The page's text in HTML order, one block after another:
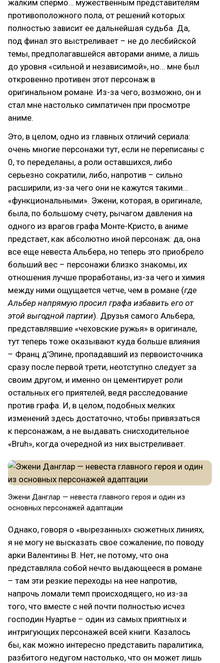
жалким спермо… мужественным представителям
противоположного пола, от решений которых
полностью зависит ее дальнейшая судьба. Да,
под финал это выстреливает – не до лесбийской
темы, предполагавшейся авторами аниме, а лишь
до уровня «сильной и независимой», но… мне был
откровенно противен этот персонаж в
оригинальном романе. Из-за чего, возможно, он и
стал мне настолько симпатичен при просмотре
аниме.
Это, в целом, одно из главных отличий сериала:
очень многие персонажи тут, если не переписаны с
0, то переделаны, а роли оставшихся, либо
серьезно сократили, либо, напротив – сильно
расширили, из-за чего они не кажутся такими…
«функциональными». Эжени, которая, в оригинале,
была, по большому счету, рычагом давления на
одного из врагов графа Монте-Кристо, в аниме
предстает, как абсолютно иной персонаж: да, она
все еще невеста Альбера, но теперь это приобрело
больший вес – персонажи близко знакомы, их
отношения лучше проработаны, из-за чего и химия
между ними ощущается четче, чем в романе (где
Альбер напрямую просил графа избавить его от
этой выгодной партии). Друзья самого Альбера,
представлявшие «чеховские ружья» в оригинале,
тут теперь тоже оказывают куда больше влияния
– Франц д’Эпине, пропадавший из первоисточника
сразу после первой трети, неотступно следует за
своим другом, и именно он цементирует роли
остальных его приятелей, ведя расследование
против графа. И, в целом, подобных мелких
изменений здесь достаточно, чтобы привязаться
к персонажам, а не выдавать снисходительное
«Bruh», когда очередной из них выстреливает.
Эжени Данглар — невеста главного героя и один из
основных персонажей адаптации
Однако, говоря о «вырезанных» сюжетных линиях,
я не могу не высказать свое сожаление, по поводу
арки Валентины В. Нет, не потому, что она
представляла собой нечто выдающееся в романе
– там эти резкие переходы на нее напротив,
напрочь ломали темп происходящего, но из-за
того, что вместе с ней почти полностью исчез
господин Нуартье – один из самых приятных и
интригующих персонажей всей книги. Казалось
бы, как можно интересно представить паралитика,
разбитого недугом настолько, что он может лишь